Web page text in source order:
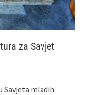
za Savjet
Savjeta mladih